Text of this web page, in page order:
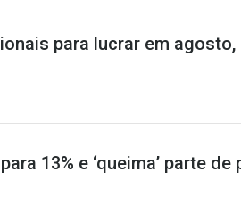
para lucrar em
13% e ‘queima’ parte de